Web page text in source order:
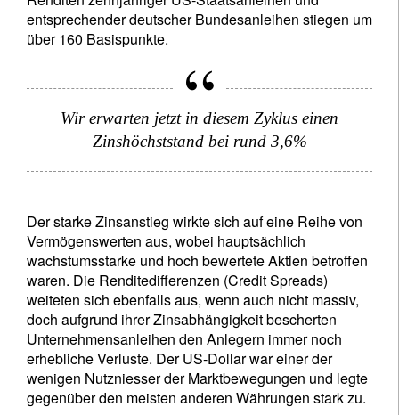
entsprechender deutscher Bundesanleihen stiegen um
über 160 Basispunkte.
Wir erwarten jetzt in diesem Zyklus einen
Zinshöchststand bei rund 3,6%
Der starke Zinsanstieg wirkte sich auf eine Reihe von
Vermögenswerten aus, wobei hauptsächlich
wachstumsstarke und hoch bewertete Aktien betroffen
waren. Die Renditedifferenzen (Credit Spreads)
weiteten sich ebenfalls aus, wenn auch nicht massiv,
doch aufgrund ihrer Zinsabhängigkeit bescherten
Unternehmensanleihen den Anlegern immer noch
erhebliche Verluste. Der US-Dollar war einer der
wenigen Nutzniesser der Marktbewegungen und legte
gegenüber den meisten anderen Währungen stark zu.